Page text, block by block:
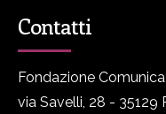
Contatti
Fondazione Comunica
via Savelli, 28 - 35129